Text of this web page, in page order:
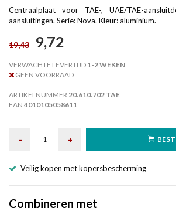
Centraalplaat voor TAE-, UAE/TAE-
aansluitingen. Serie: Nova. Kleur: aluminium.
19,43 9,72
VERWACHTE LEVERTIJD 1-2 WEKEN
GEEN VOORRAAD
ARTIKELNUMMER20.610.702 TAE
EAN 4010105058611
- +
Veilig kopen met kopersbescherming
Combineren met